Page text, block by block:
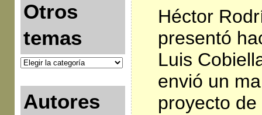
Otros
temas
Autores
Héctor
presentó
Luis
envió un
proyecto